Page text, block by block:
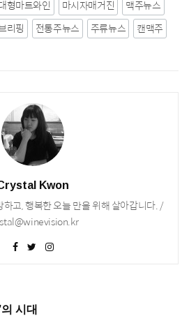
형마트와인 마시자매거진
맥주뉴스
리핑 전통주뉴스 주류뉴스 캔맥주
Kwon
고, 행복한 오늘 만을 위해 살아갑니다. /
시대